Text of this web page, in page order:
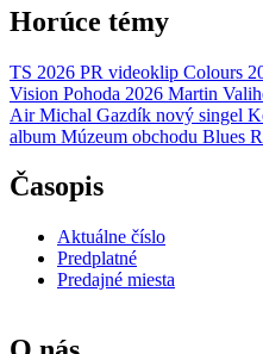
Horúce témy
TS 2026 PR videoklip Colours
Vision Pohoda 2026 Martin
Air Michal Gazdík nový singel
album Múzeum obchodu Blues
Časopis
Aktuálne číslo
Predplatné
Predajné miesta